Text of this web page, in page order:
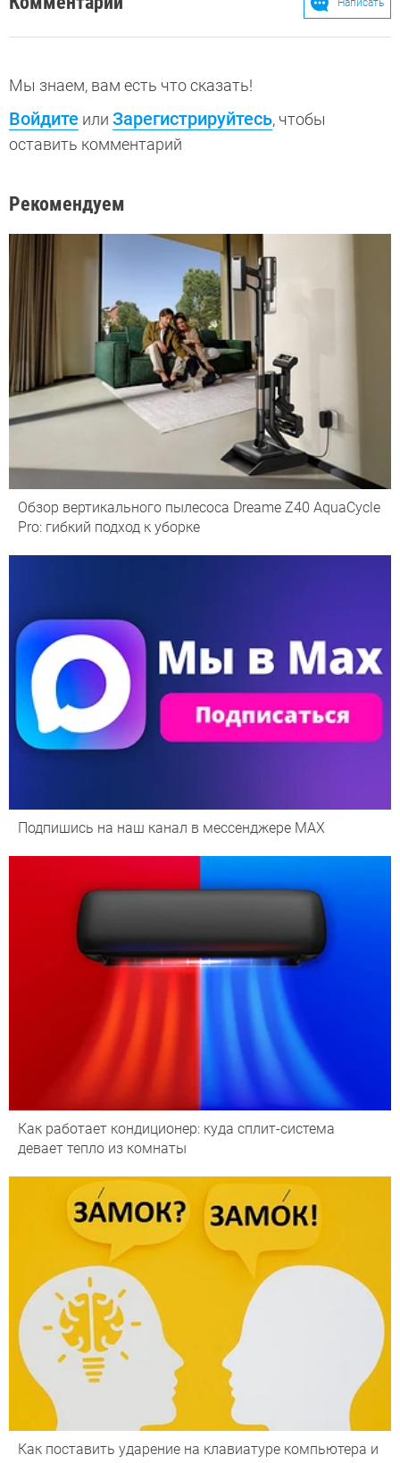
Мы знаем, вам есть что сказать!
Войдите или Зарегистрируйтесь, чтобы
оставить комментарий
Рекомендуем
Обзор вертикального пылесоса Dreame Z40 AquaCycle
Pro: гибкий подход к уборке
Подпишись на наш канал в мессенджере МАХ
Как работает кондиционер: куда сплит-система
девает тепло из комнаты
Как поставить ударение на клавиатуре компьютера и